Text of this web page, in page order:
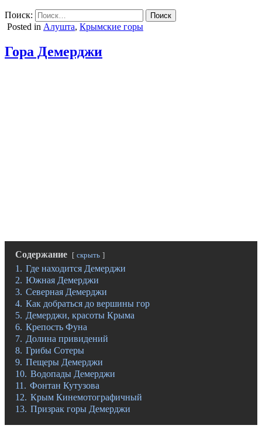
Поиск:
Posted in Алушта, Крымские горы
Гора Демерджи
Содержание скрыть
1. Где находится Демерджи
2. Южная Демерджи
3. Северная Демерджи
4. Как добраться до вершины гор
5. Демерджи, красоты Крыма
6. Крепость Фуна
7. Долина привидений
8. Грибы Сотеры
9. Пещеры Демерджи
10. Водопады Демерджи
11. Фонтан Кутузова
12. Крым Кинемотографичный
13. Призрак горы Демерджи